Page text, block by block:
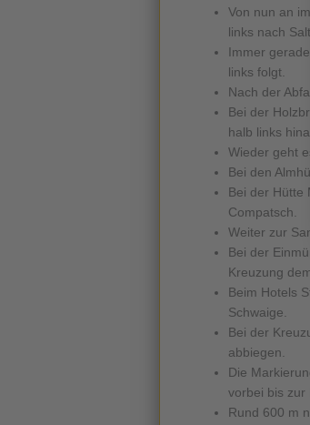
Von nun an
links nach
Immer
links folgt.
Nach der
Bei der
halb links
Wieder geht
Bei den
Bei der Hütte
Compatsch.
Weiter zur
Bei der
Kreuzung
Beim Hotels
Schwaige.
Bei der
abbiegen.
Die
vorbei bis zur
Rund 600 m